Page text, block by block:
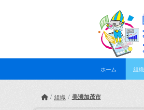
ホーム 組織
組織 美濃加茂市